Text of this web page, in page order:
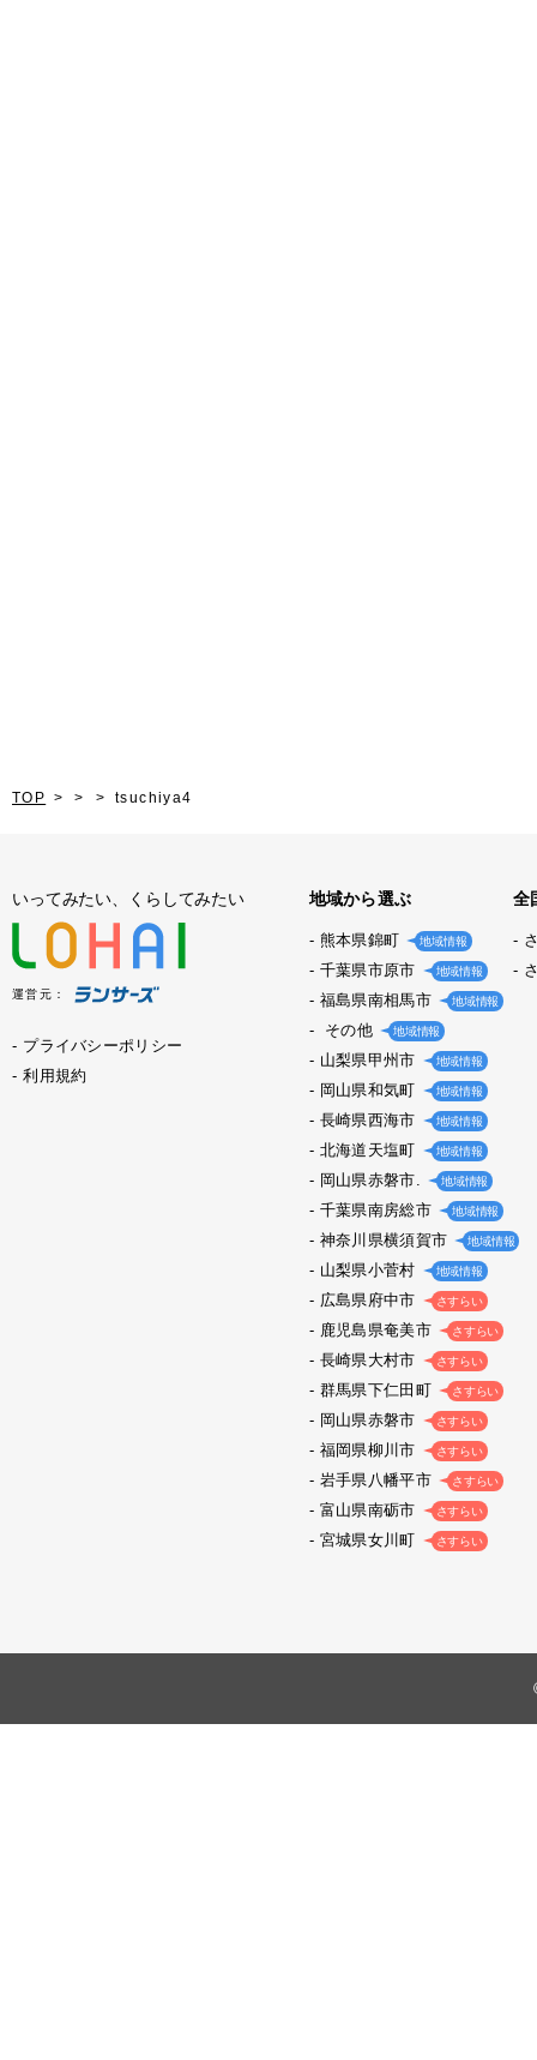
TOP tsuchiya4
いってみたい、くらしてみたい
運営元：
プライバシーポリシー
利用規約
地域から選ぶ
熊本県錦町 地域情報
千葉県市原市 地域情報
福島県南相馬市 地域情報
その他 地域情報
山梨県甲州市 地域情報
岡山県和気町 地域情報
長崎県西海市 地域情報
北海道天塩町 地域情報
岡山県赤磐市. 地域情報
千葉県南房総市 地域情報
神奈川県横須賀市 地域情報
山梨県小菅村 地域情報
広島県府中市 さすらい
鹿児島県奄美市 さすらい
長崎県大村市 さすらい
群馬県下仁田町 さすらい
岡山県赤磐市 さすらい
福岡県柳川市 さすらい
岩手県八幡平市 さすらい
富山県南砺市 さすらい
宮城県女川町 さすらい
全